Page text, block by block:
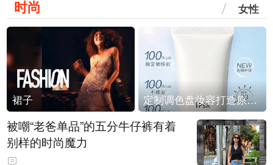
时尚 女性
裙子 定制调色盘妆容打造原生之美
被嘲“老爸单品”的五分牛仔裤有着
别样的时尚魔力